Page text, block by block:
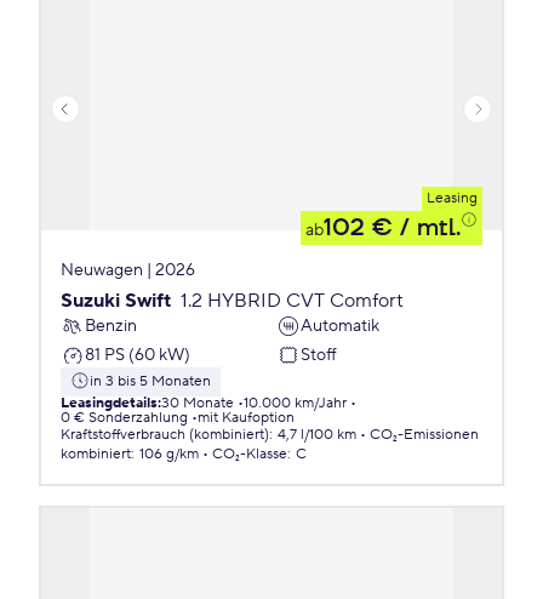
Leasing
ab102 € / mtl.
Neuwagen | 2026
Suzuki Swift 1.2 HYBRID CVT Comfort
Benzin
Automatik
81 PS (60 kW)
Stoff
in 3 bis 5 Monaten
Leasingdetails:30 Monate 10.000 km/Jahr
0 € Sonderzahlung
mit Kaufoption
Kraftstoffverbrauch (kombiniert): 4,7 l/100 km
CO₂-Emissionen
kombiniert: 106 g/km CO₂-Klasse: C